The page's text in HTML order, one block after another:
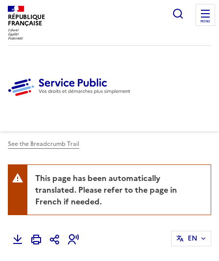
RÉPUBLIQUE
FRANÇAISE
Ouvrir
MENU
See the Breadcrumb Trail
This page has been automatically
translated. Please refer to the page in
French if needed.
EN